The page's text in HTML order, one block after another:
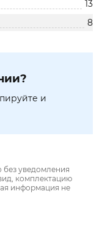
13
8
и
без уведомления
комплектацию
информация не